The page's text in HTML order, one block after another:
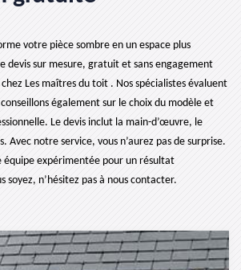
votre pièce sombre en un espace plus
devis sur mesure, gratuit et sans engagement
Les maîtres du toit . Nos spécialistes évaluent
également sur le choix du modèle et
Le devis inclut la main-d’œuvre, le
Avec notre service, vous n’aurez pas de surprise.
équipe expérimentée pour un résultat
soyez, n’hésitez pas à nous contacter.